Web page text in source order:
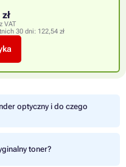
VAT
30 dni: 122,54 zł
optyczny i do czego
toner?